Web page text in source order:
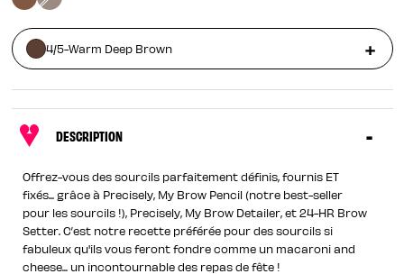
4/5-Warm Deep Brown
DESCRIPTION
Offrez-vous des sourcils parfaitement définis, fournis ET
fixés... grâce à Precisely, My Brow Pencil (notre best-seller
pour les sourcils !), Precisely, My Brow Detailer, et 24-HR Brow
Setter. C’est notre recette préférée pour des sourcils si
fabuleux qu'ils vous feront fondre comme un macaroni and
cheese... un incontournable des repas de fête !